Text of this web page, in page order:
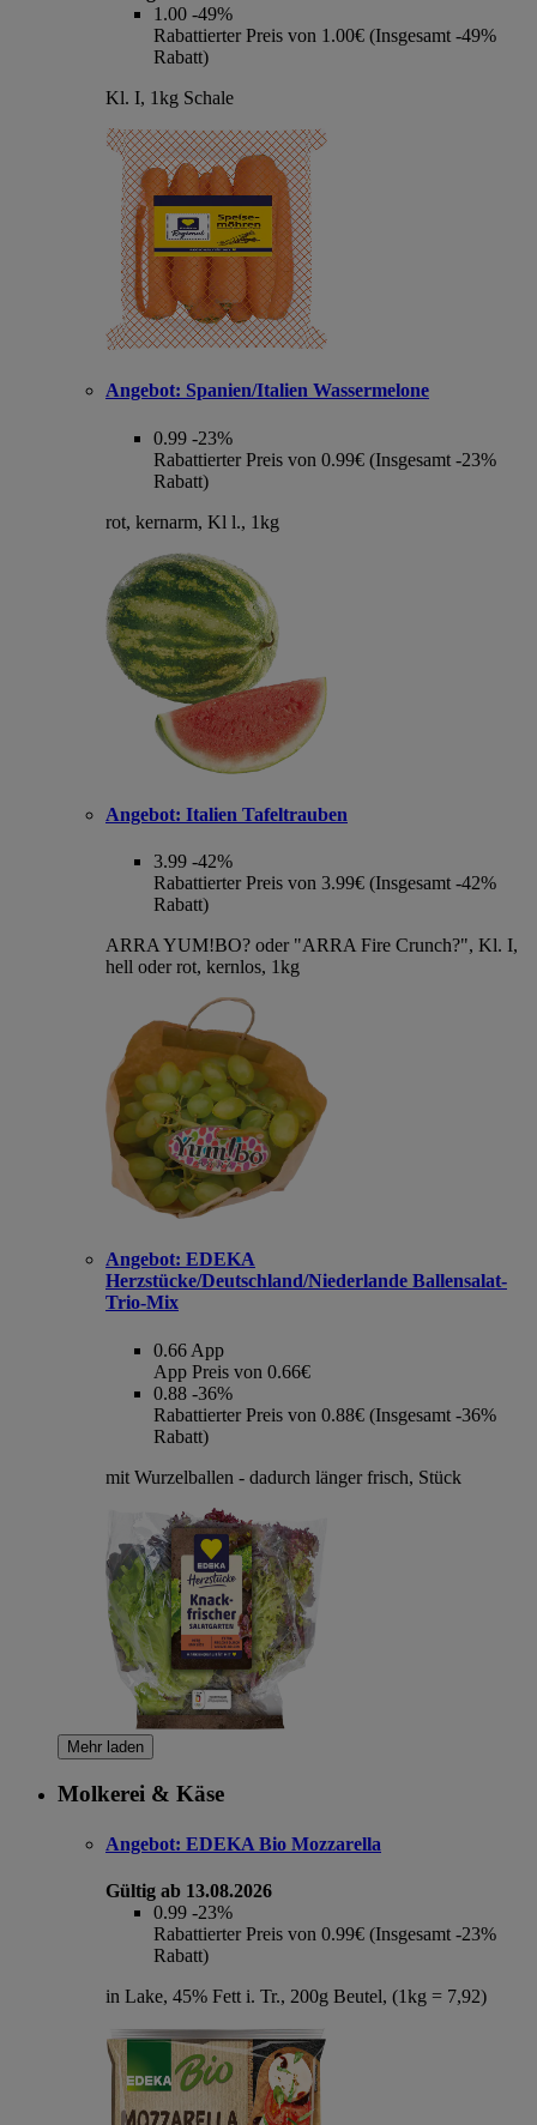
1.00 -49%
Rabattierter Preis von 1.00€ (Insgesamt -49%
Rabatt)
Kl. I, 1kg Schale
Angebot: Spanien/Italien Wassermelone
0.99 -23%
Rabattierter Preis von 0.99€ (Insgesamt -23%
Rabatt)
rot, kernarm, Kl l., 1kg
Angebot: Italien Tafeltrauben
3.99 -42%
Rabattierter Preis von 3.99€ (Insgesamt -42%
Rabatt)
ARRA YUM!BO? oder "ARRA Fire Crunch?", Kl. I,
hell oder rot, kernlos, 1kg
Angebot: EDEKA
Herzstücke/Deutschland/Niederlande Ballensalat-
Trio-Mix
0.66 App
App Preis von 0.66€
0.88 -36%
Rabattierter Preis von 0.88€ (Insgesamt -36%
Rabatt)
mit Wurzelballen - dadurch länger frisch, Stück
Mehr laden
Molkerei & Käse
Angebot: EDEKA Bio Mozzarella
Gültig ab 13.08.2026
0.99 -23%
Rabattierter Preis von 0.99€ (Insgesamt -23%
Rabatt)
in Lake, 45% Fett i. Tr., 200g Beutel, (1kg = 7,92)